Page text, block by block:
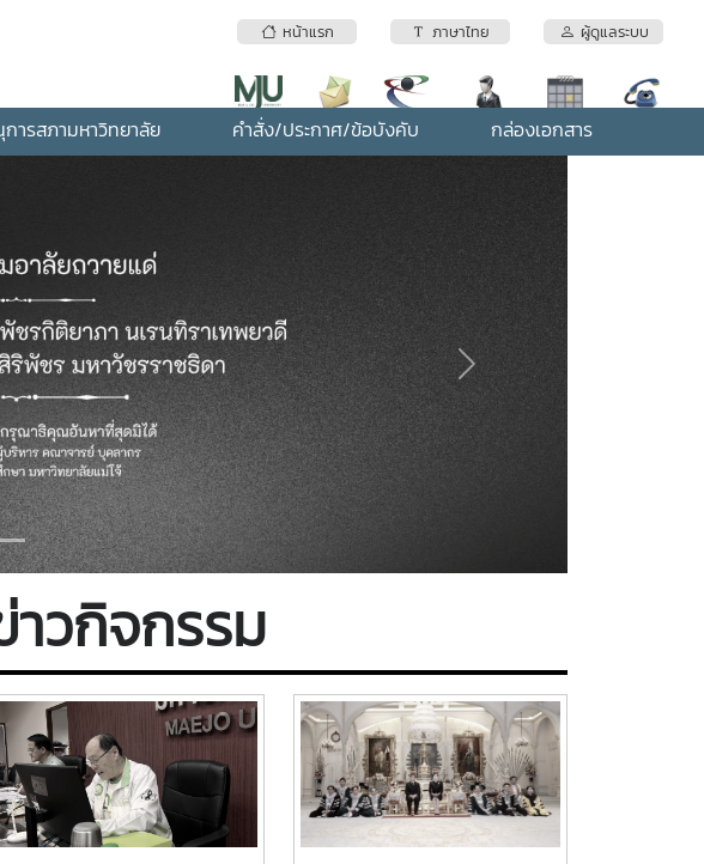
หน้าแรก ภาษาไทย ผู้ดูแลระบบ
ารสภามหาวิทยาลัย คำสั่ง/ประกาศ/ข้อบังคับ กล่องเอกสาร
Next
าวกิจกรรม